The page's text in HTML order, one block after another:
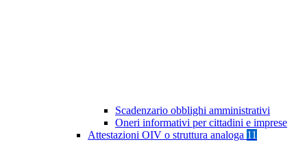
Scadenzario obblighi amministrativi
Oneri informativi per cittadini e imprese
Attestazioni OIV o struttura analoga 11